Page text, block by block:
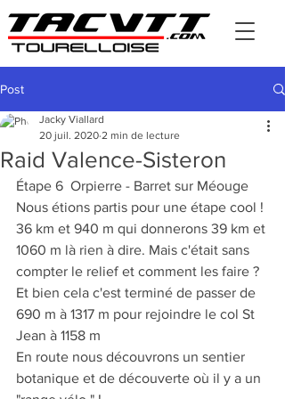
Post
Raid Valence-Sisteron
Jacky Viallard
20 juil. 2020 2 min de lecture
Étape 6  Orpierre - Barret sur Méouge
Nous étions partis pour une étape cool !
36 km et 940 m qui donnerons 39 km et
1060 m là rien à dire. Mais c'était sans
compter le relief et comment les faire ?
Et bien cela c'est terminé de passer de
690 m à 1317 m pour rejoindre le col St
Jean à 1158 m
En route nous découvrons un sentier
botanique et de découverte où il y a un